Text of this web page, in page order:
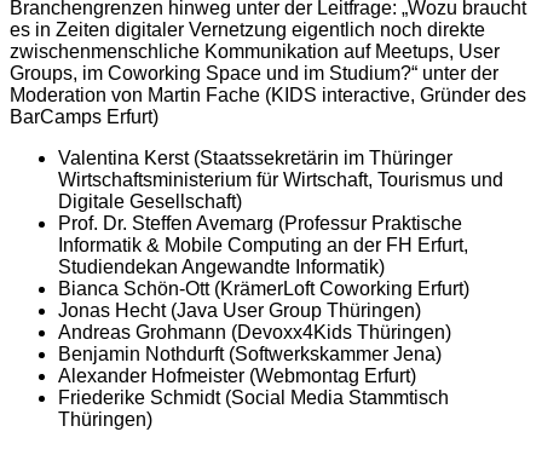
Branchengrenzen hinweg unter der Leitfrage: „Wozu braucht
es in Zeiten digitaler Vernetzung eigentlich noch direkte
zwischenmenschliche Kommunikation auf Meetups, User
Groups, im Coworking Space und im Studium?“ unter der
Moderation von Martin Fache (KIDS interactive, Gründer des
BarCamps Erfurt)
Valentina Kerst (Staatssekretärin im Thüringer
Wirtschaftsministerium für Wirtschaft, Tourismus und
Digitale Gesellschaft)
Prof. Dr. Steffen Avemarg (Professur Praktische
Informatik & Mobile Computing an der FH Erfurt,
Studiendekan Angewandte Informatik)
Bianca Schön-Ott (KrämerLoft Coworking Erfurt)
Jonas Hecht (Java User Group Thüringen)
Andreas Grohmann (Devoxx4Kids Thüringen)
Benjamin Nothdurft (Softwerkskammer Jena)
Alexander Hofmeister (Webmontag Erfurt)
Friederike Schmidt (Social Media Stammtisch
Thüringen)